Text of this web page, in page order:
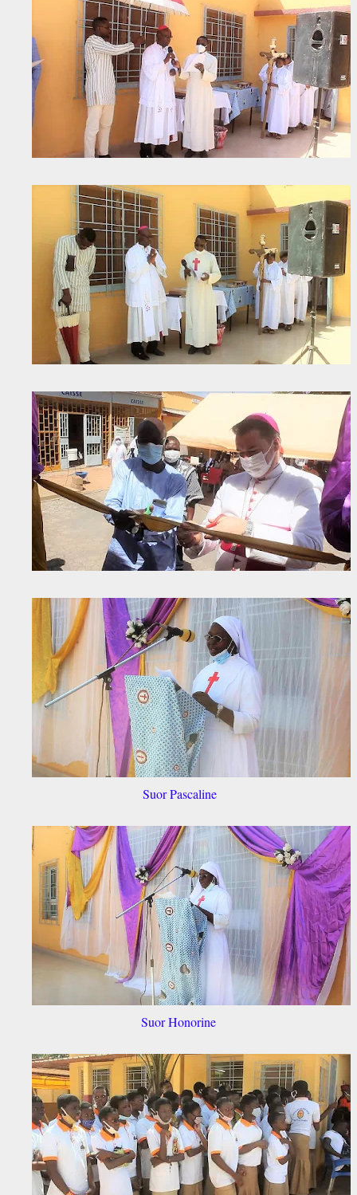
Suor Pascaline
Suor Honorine